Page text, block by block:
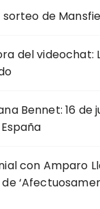
sorteo de
del videochat:
Bennet: 16 de
con Amparo